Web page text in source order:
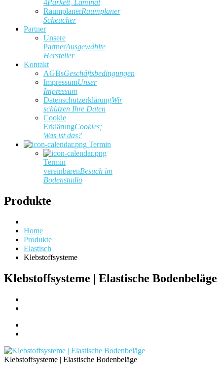
4Parkett, Laminat
RaumplanerRaumplaner
Scheucher
Partner
Unsere
PartnerAusgewählte
Hersteller
Kontakt
AGBsGeschäftsbedingungen
ImpressumUnser
Impressum
DatenschutzerklärungWir
schützen Ihre Daten
Cookie
ErklärungCookies;
Was ist das?
Termin
Termin
vereinbarenBesuch im
Bodenstudio
Produkte
Home
Produkte
Elastisch
Klebstoffsysteme
Klebstoffsysteme | Elastische Bodenbeläge
Klebstoffsysteme | Elastische Bodenbeläge